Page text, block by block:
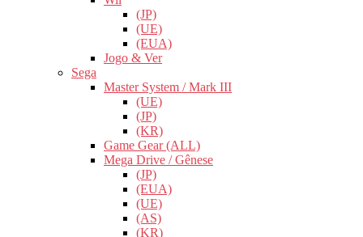
(JP)
(UE)
(EUA)
Jogo & Ver
Sega
Master System / Mark III
(UE)
(JP)
(KR)
Game Gear (ALL)
Mega Drive / Gênese
(JP)
(EUA)
(UE)
(AS)
(KR)